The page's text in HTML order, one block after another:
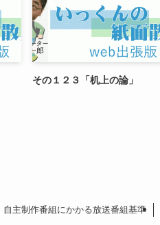
その１２３「机上の論」
自主制作番組にかかる放送番組基準